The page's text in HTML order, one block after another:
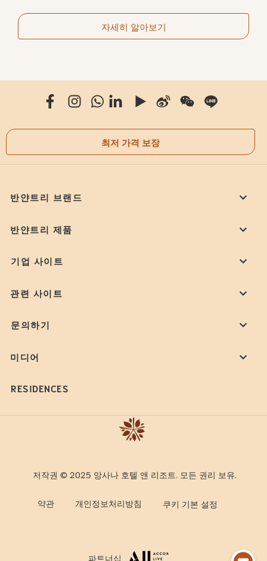
자세히 알아보기
최저 가격 보장
반얀트리 브랜드
반얀트리 제품
기업 사이트
관련 사이트
문의하기
미디어
RESIDENCES
저작권 © 2025 앙사나 호텔 앤 리조트. 모든 권리 보유.
약관 개인정보처리방침 쿠키 기본 설정
파트너십